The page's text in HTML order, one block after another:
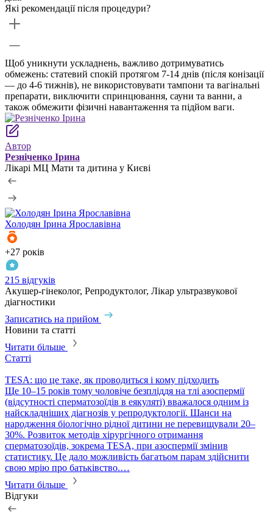
Які рекомендації після процедури?
Щоб уникнути ускладнень, важливо дотримуватись
обмежень: статевий спокій протягом 7-14 днів (після конізації
— до 4-6 тижнів), не використовувати тампони та вагінальні
препарати, виключити спринцювання, сауни та ванни, а
також обмежити фізичні навантаження та підйом ваги.
Автор
Резніченко Ірина
Лікарі МЦ Мати та дитина у Києві
Холодян Ірина Ярославівна
+27 років
215 відгуків
Акушер-гінеколог, Репродуктолог, Лікар ультразвукової
діагностики
Записатись на прийом
Новини та статті
Читати більше
Статті
TESA: що це таке, як проводиться і кому підходить
​Ще 10–15 років тому чоловіче безпліддя на тлі азоспермії
(відсутності сперматозоїдів в еякуляті) вважалося одним із
найскладніших діагнозів у репродуктології. Шанси на
народження біологічно рідної дитини не перевищували 20–
30%. Розвиток методів хірургічного отримання
сперматозоїдів, зокрема TESA, при азоспермії змінив
статистику. Це дало можливість багатьом парам здійснити
свою мрію про батьківство.…
Читати більше
Відгуки